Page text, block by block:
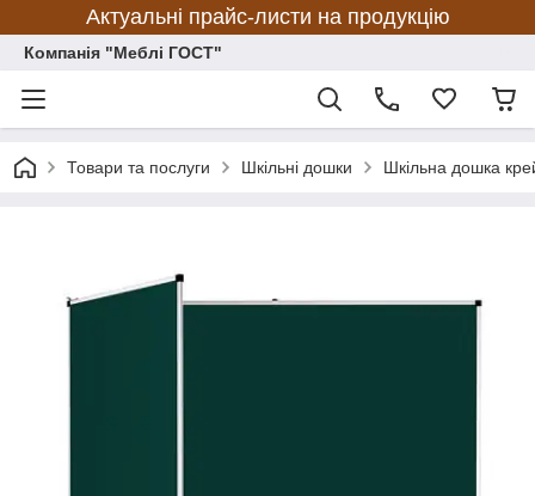
Актуальні прайс-листи на продукцію
Компанія "Меблі ГОСТ"
Товари та послуги Шкільні дошки Шкільна дошка